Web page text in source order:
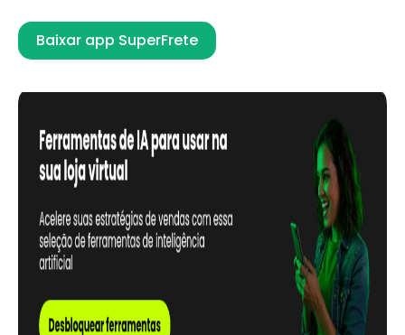
Baixar app SuperFrete